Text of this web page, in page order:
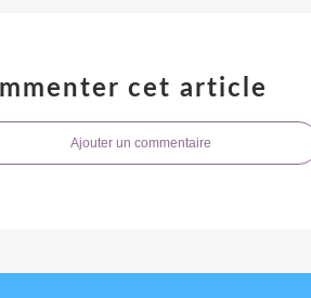
cet article
Ajouter un commentaire